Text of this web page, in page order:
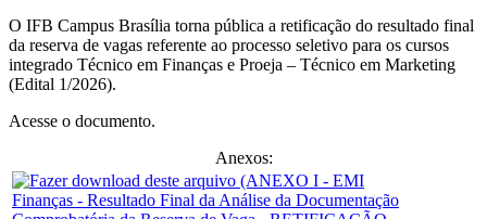
O IFB Campus Brasília torna pública a retificação do resultado final
da reserva de vagas referente ao processo seletivo para os cursos
integrado Técnico em Finanças e Proeja – Técnico em Marketing
(Edital 1/2026).
Acesse o documento.
Anexos: